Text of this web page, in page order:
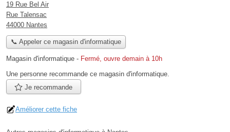
19 Rue Bel Air
Rue Talensac
44000 Nantes
📞 Appeler ce magasin d'informatique
Magasin d'informatique - Fermé, ouvre demain à 10h
Une personne recommande ce magasin d'informatique.
Je recommande
Améliorer cette fiche